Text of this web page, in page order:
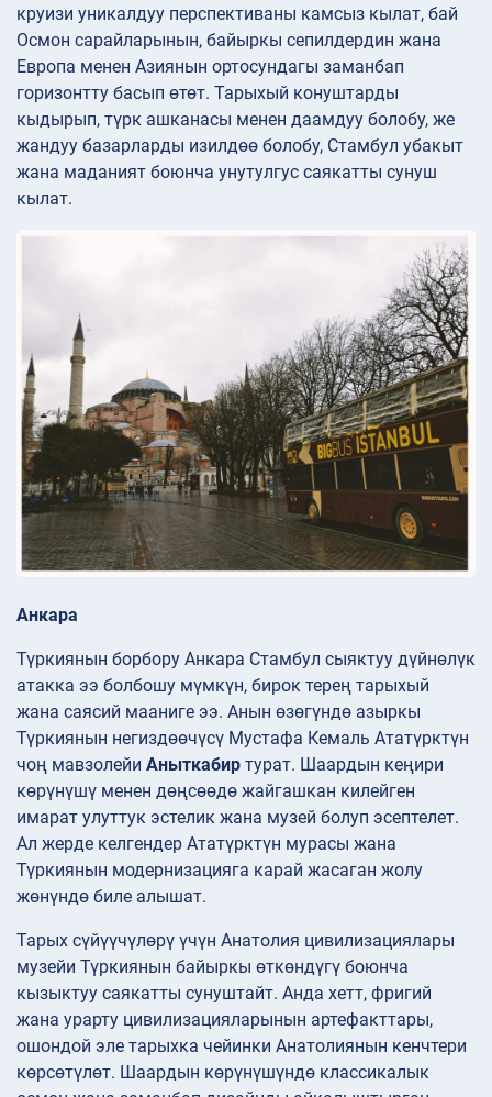
круизи уникалдуу перспективаны камсыз кылат, бай
Осмон сарайларынын, байыркы сепилдердин жана
Европа менен Азиянын ортосундагы заманбап
горизонтту басып өтөт. Тарыхый конуштарды
кыдырып, түрк ашканасы менен даамдуу болобу, же
жандуу базарларды изилдөө болобу, Стамбул убакыт
жана маданият боюнча унутулгус саякатты сунуш
кылат.
Анкара
Түркиянын борбору Анкара Стамбул сыяктуу дүйнөлүк
атакка ээ болбошу мүмкүн, бирок терең тарыхый
жана саясий мааниге ээ. Анын өзөгүндө азыркы
Түркиянын негиздөөчүсү Мустафа Кемаль Ататүрктүн
чоң мавзолейи Аныткабир турат. Шаардын кеңири
көрүнүшү менен дөңсөөдө жайгашкан килейген
имарат улуттук эстелик жана музей болуп эсептелет.
Ал жерде келгендер Ататүрктүн мурасы жана
Түркиянын модернизацияга карай жасаган жолу
жөнүндө биле алышат.
Тарых сүйүүчүлөрү үчүн Анатолия цивилизациялары
музейи Түркиянын байыркы өткөндүгү боюнча
кызыктуу саякатты сунуштайт. Анда хетт, фригий
жана урарту цивилизацияларынын артефакттары,
ошондой эле тарыхка чейинки Анатолиянын кенчтери
көрсөтүлөт. Шаардын көрүнүшүндө классикалык